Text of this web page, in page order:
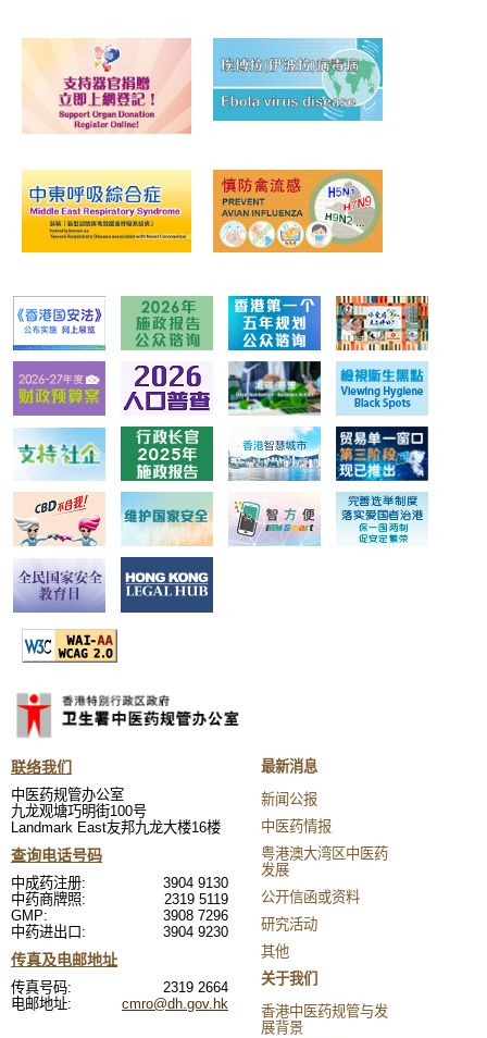
联络我们
中医药规管办公室
九龙观塘巧明街100号
Landmark East友邦九龙大楼16楼
查询电话号码
中成药注册:
3904 9130
中药商牌照:
2319 5119
GMP:
3908 7296
中药进出口:
3904 9230
传真及电邮地址
传真号码:
2319 2664
电邮地址:
cmro@dh.gov.hk
最新消息
新闻公报
中医药情报
粤港澳大湾区中医药
发展
公开信函或资料
研究活动
其他
关于我们
香港中医药规管与发
展背景